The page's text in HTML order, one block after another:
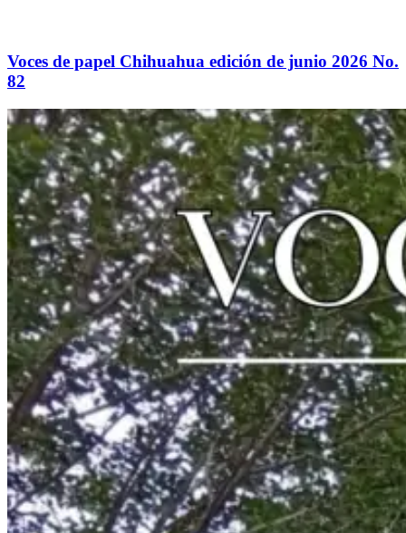
Voces de papel Chihuahua edición de junio 2026 No.
82